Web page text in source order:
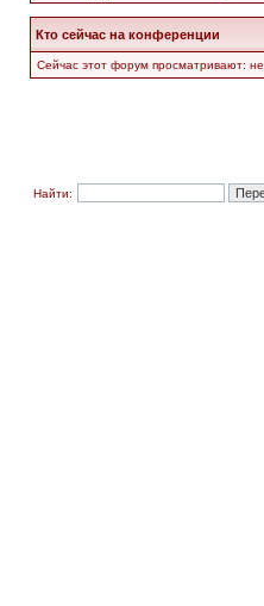
Кто сейчас на конференции
Сейчас этот форум просматривают:
Найти: